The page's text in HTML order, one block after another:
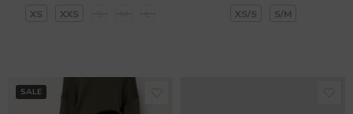
XS XXS XS/S S/M
SALE